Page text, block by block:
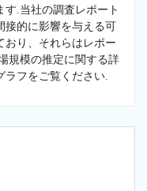
す.当社の調査レポート
接的に影響を与える可
おり、それらはレポー
規模の推定に関する詳
フをご覧ください.